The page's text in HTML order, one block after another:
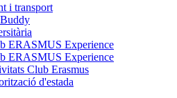
i transport
ERASMUS Experience
ERASMUS Experience
Club Erasmus
d'estada